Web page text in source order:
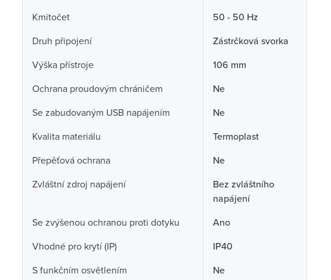
Kmitočet
50 - 50 Hz
Druh připojení
Zástrčková svorka
Výška přístroje
106 mm
Ochrana proudovým chráničem
Ne
Se zabudovaným USB napájením
Ne
Kvalita materiálu
Termoplast
Přepěťová ochrana
Ne
Zvláštní zdroj napájení
Bez zvláštního
napájení
Se zvýšenou ochranou proti dotyku
Ano
Vhodné pro krytí (IP)
IP40
S funkčním osvětlením
Ne